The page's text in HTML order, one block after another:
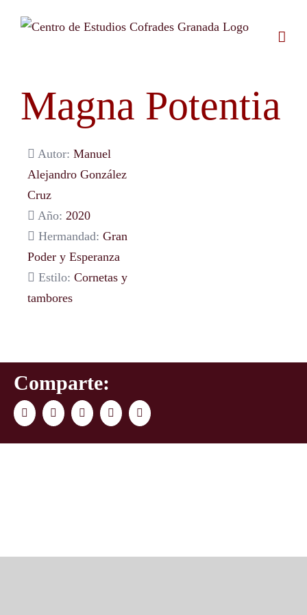
Magna Potentia
Autor: Manuel
Alejandro González
Cruz
Año: 2020
Hermandad: Gran
Poder y Esperanza
Estilo: Cornetas y
tambores
Comparte:
FacebookTwitter LinkedInWhatsAppCorreo
electrónico